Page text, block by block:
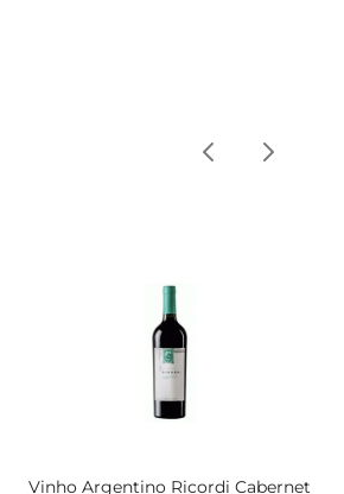
é equilibrado,com taninos
proporcionando uma
Vinho Argentino Ricordi Cabernet